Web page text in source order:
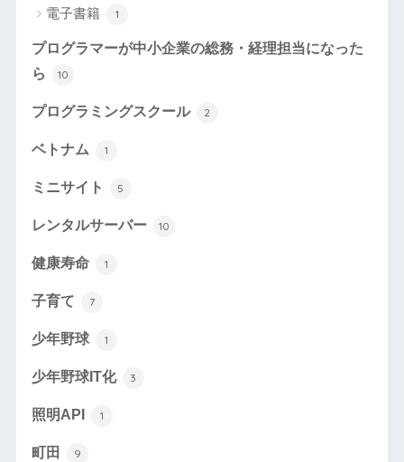
電子書籍 1
プログラマーが中小企業の総務・経理担当になった
ら
10
プログラミングスクール 2
ベトナム 1
ミニサイト 5
レンタルサーバー 10
健康寿命 1
子育て 7
少年野球 1
少年野球IT化 3
照明API 1
町田 9